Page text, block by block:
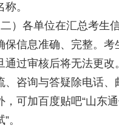
称。
）各单位在汇总考生
保信息准确、完整。考
通过审核后将无法更改
、咨询与答疑除电话、
，可加百度贴吧“山东
。